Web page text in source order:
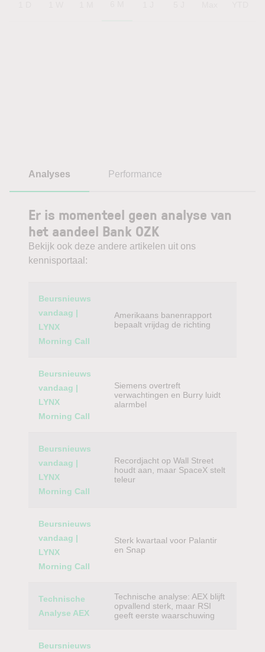
Analyses Performance
Er is momenteel geen analyse van
het aandeel Bank OZK
Bekijk ook deze andere artikelen uit ons
kennisportaal:
Category
Beursnieuws
vandaag |
LYNX
Morning Call
Amerikaans banenrapport
bepaalt vrijdag de richting
Beursnieuws
vandaag |
LYNX
Morning Call
Siemens overtreft
verwachtingen en Burry luidt
alarmbel
Beursnieuws
vandaag |
LYNX
Morning Call
Recordjacht op Wall Street
houdt aan, maar SpaceX stelt
teleur
Beursnieuws
vandaag |
LYNX
Morning Call
Sterk kwartaal voor Palantir
en Snap
Technische
Analyse AEX
Technische analyse: AEX blijft
opvallend sterk, maar RSI
geeft eerste waarschuwing
Beursnieuws